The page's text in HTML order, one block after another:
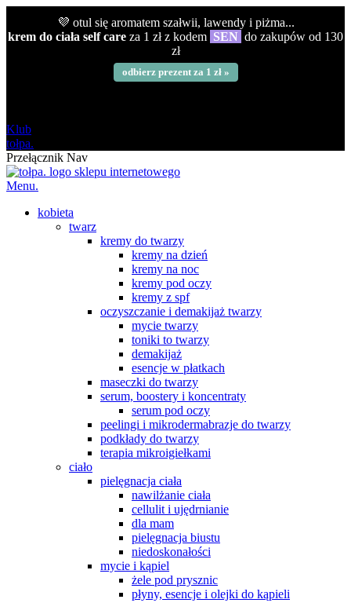
💜 otul się aromatem szałwii, lawendy i piżma...
krem do ciała self care za 1 zł z kodem SEN do zakupów od 130
zł
odbierz prezent za 1 zł »
Klub
tołpa.
Przełącznik Nav
Menu.
kobieta
twarz
kremy do twarzy
kremy na dzień
kremy na noc
kremy pod oczy
kremy z spf
oczyszczanie i demakijaż twarzy
mycie twarzy
toniki to twarzy
demakijaż
esencje w płatkach
maseczki do twarzy
serum, boostery i koncentraty
serum pod oczy
peelingi i mikrodermabrazje do twarzy
podkłady do twarzy
terapia mikroigiełkami
ciało
pielęgnacja ciała
nawilżanie ciała
cellulit i ujędrnianie
dla mam
pielęgnacja biustu
niedoskonałości
mycie i kąpiel
żele pod prysznic
płyny, esencje i olejki do kąpieli